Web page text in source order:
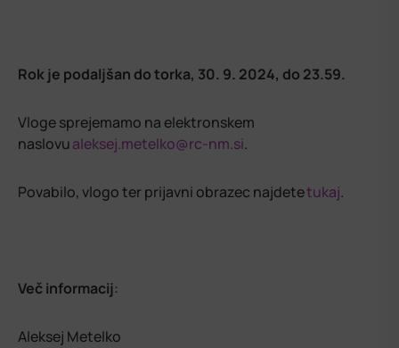
Rok je podaljšan do torka, 30. 9. 2024, do 23.59.
Vloge sprejemamo na elektronskem
naslovualeksej.metelko@rc-nm.si.
Povabilo, vlogo ter prijavni obrazec najdetetukaj.
Več informacij:
Aleksej Metelko